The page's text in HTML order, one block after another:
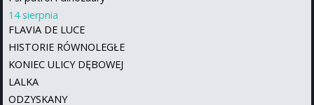
14 sierpnia
FLAVIA DE LUCE
HISTORIE RÓWNOLEGŁE
KONIEC ULICY DĘBOWEJ
LALKA
ODZYSKANY